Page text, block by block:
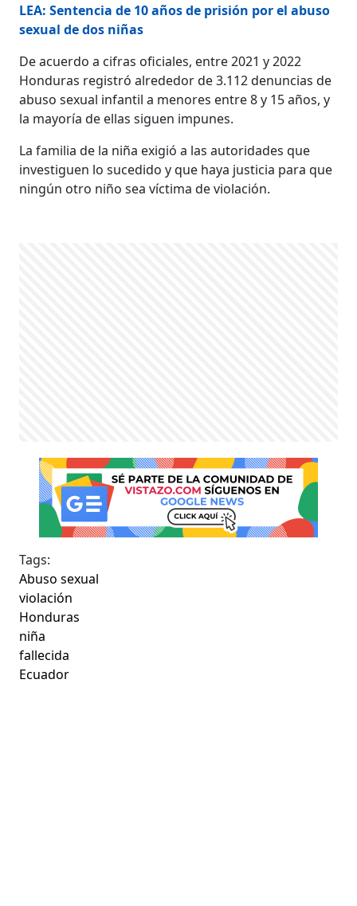
LEA: Sentencia de 10 años de prisión por el abuso
sexual de dos niñas
De acuerdo a cifras oficiales, entre 2021 y 2022
Honduras registró alrededor de 3.112 denuncias de
abuso sexual infantil a menores entre 8 y 15 años, y
la mayoría de ellas siguen impunes.
La familia de la niña exigió a las autoridades que
investiguen lo sucedido y que haya justicia para que
ningún otro niño sea víctima de violación.
Tags:
Abuso sexual
violación
Honduras
niña
fallecida
Ecuador